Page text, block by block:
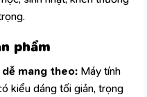
phẩm
mang theo:Máy tính
kiểu dáng tối giản, trọng